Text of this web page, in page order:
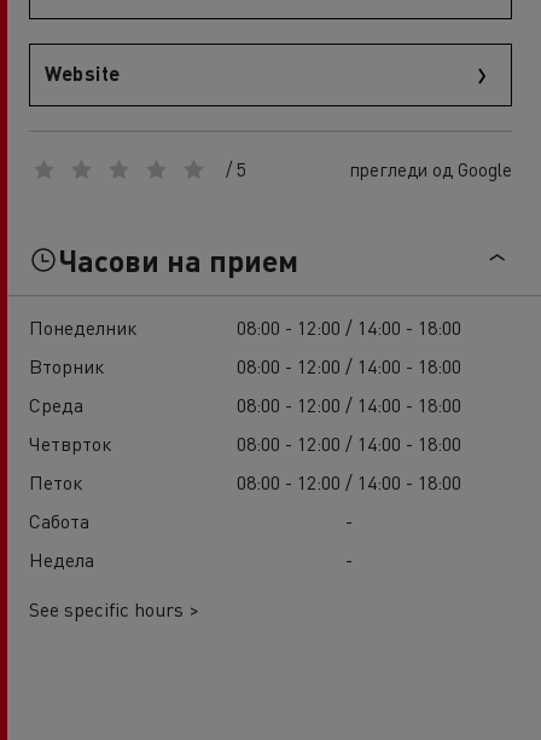
Website
/ 5 прегледи од Google
Часови на прием
Понеделник
08:00 - 12:00 / 14:00 - 18:00
Вторник
08:00 - 12:00 / 14:00 - 18:00
Среда
08:00 - 12:00 / 14:00 - 18:00
Четврток
08:00 - 12:00 / 14:00 - 18:00
Петок
08:00 - 12:00 / 14:00 - 18:00
Сабота
-
Недела
-
See specific hours >